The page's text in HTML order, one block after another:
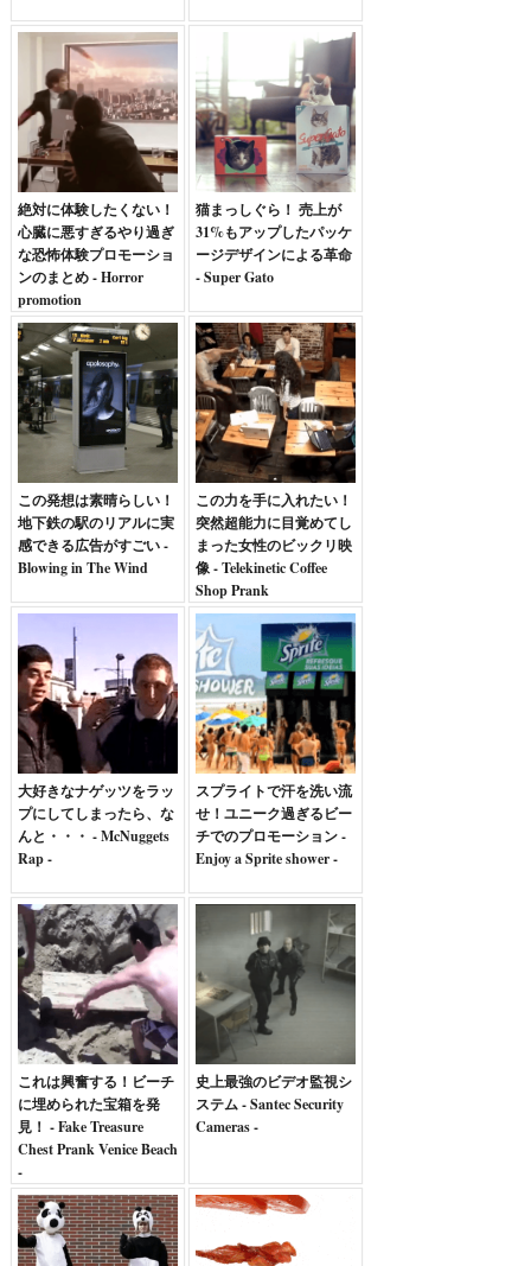
絶対に体験したくない！
心臓に悪すぎるやり過ぎ
な恐怖体験プロモーショ
ンのまとめ - Horror
promotion
猫まっしぐら！ 売上が
31%もアップしたパッケ
ージデザインによる革命
- Super Gato
この発想は素晴らしい！
地下鉄の駅のリアルに実
感できる広告がすごい -
Blowing in The Wind
この力を手に入れたい！
突然超能力に目覚めてし
まった女性のビックリ映
像 - Telekinetic Coffee
Shop Prank
大好きなナゲッツをラッ
プにしてしまったら、な
んと・・・ - McNuggets
Rap -
スプライトで汗を洗い流
せ！ユニーク過ぎるビー
チでのプロモーション -
Enjoy a Sprite shower -
これは興奮する！ビーチ
に埋められた宝箱を発
見！ - Fake Treasure
Chest Prank Venice Beach
-
史上最強のビデオ監視シ
ステム - Santec Security
Cameras -